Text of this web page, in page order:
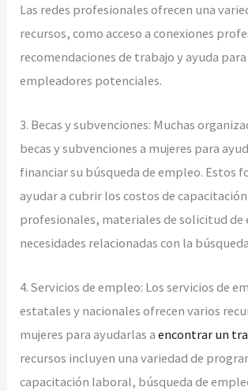
Las redes profesionales ofrecen una
recursos, como acceso a conexiones
recomendaciones de trabajo y ayuda
empleadores potenciales.
3. Becas y subvenciones: Muchas
becas y subvenciones a mujeres para
financiar su búsqueda de empleo. Estos
ayudar a cubrir los costos de
profesionales, materiales de solicitud de
necesidades relacionadas con la
4. Servicios de empleo: Los servicios de
estatales y nacionales ofrecen varios
mujeres para ayudarlas aencontrar un
recursos incluyen una variedad de
capacitación laboral, búsqueda de